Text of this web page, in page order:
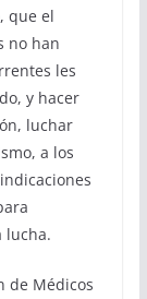
que el
no han
les
y hacer
luchar
a los
lucha.
de Médicos